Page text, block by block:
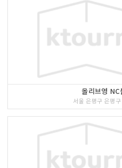
올리브영 NC
서울 은평구 은평